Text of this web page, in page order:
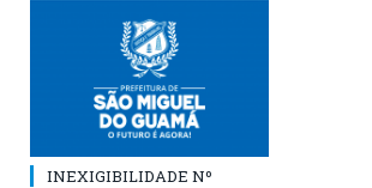
INEXIGIBILIDADE Nº